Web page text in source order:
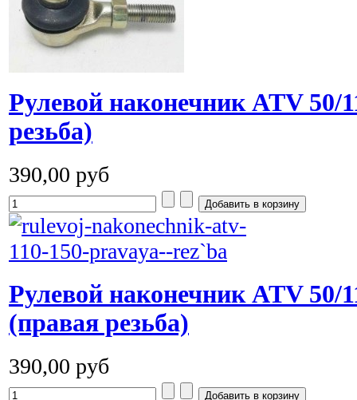
Рулевой наконечник ATV 50/
резьба)
390,00 руб
Рулевой наконечник ATV 50/
(правая резьба)
390,00 руб